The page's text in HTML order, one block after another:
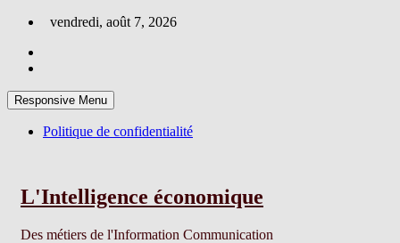
Skip
content
vendredi, août 7, 2026
Responsive Menu
Politique de confidentialité
L'Intelligence économique
Des métiers de l'Information Communication